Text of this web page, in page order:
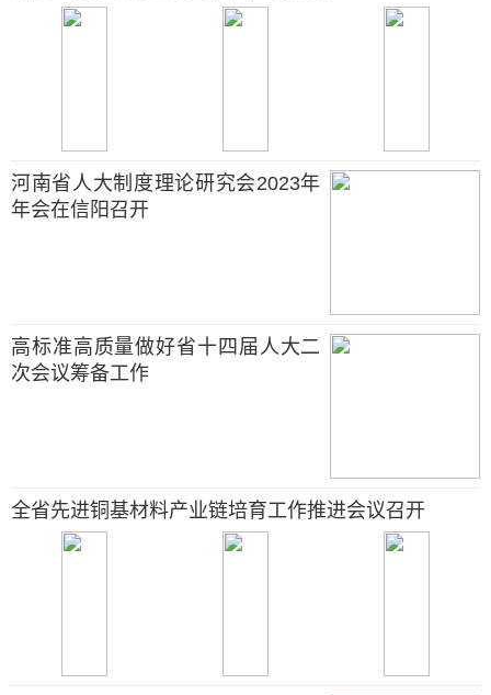
河南省人大制度理论研究会2023年
年会在信阳召开
高标准高质量做好省十四届人大二
次会议筹备工作
全省先进铜基材料产业链培育工作推进会议召开